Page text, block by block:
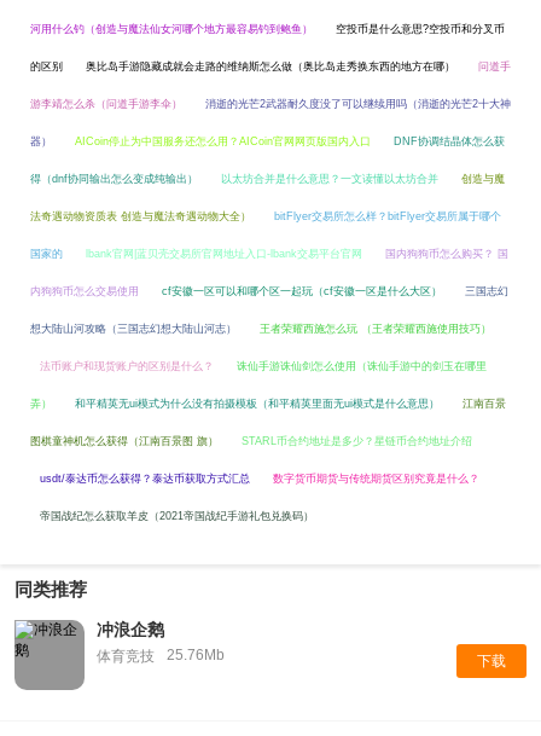
河用什么钓（创造与魔法仙女河哪个地方最容易钓到鲍鱼） 空投币是什么意思?空投币和分叉币
的区别 奥比岛手游隐藏成就会走路的维纳斯怎么做（奥比岛走秀换东西的地方在哪） 问道手
游李靖怎么杀（问道手游李伞） 消逝的光芒2武器耐久度没了可以继续用吗（消逝的光芒2十大神
器） AICoin停止为中国服务还怎么用？AICoin官网网页版国内入口 DNF协调结晶体怎么获
得（dnf协同输出怎么变成纯输出） 以太坊合并是什么意思？一文读懂以太坊合并 创造与魔
法奇遇动物资质表 创造与魔法奇遇动物大全） bitFlyer交易所怎么样？bitFlyer交易所属于哪个
国家的 lbank官网|蓝贝壳交易所官网地址入口-lbank交易平台官网 国内狗狗币怎么购买？ 国
内狗狗币怎么交易使用 cf安徽一区可以和哪个区一起玩（cf安徽一区是什么大区） 三国志幻
想大陆山河攻略（三国志幻想大陆山河志） 王者荣耀西施怎么玩 （王者荣耀西施使用技巧）
法币账户和现货账户的区别是什么？ 诛仙手游诛仙剑怎么使用（诛仙手游中的剑玉在哪里
弄） 和平精英无ui模式为什么没有拍摄模板（和平精英里面无ui模式是什么意思） 江南百景
图棋童神机怎么获得（江南百景图 旗） STARL币合约地址是多少？星链币合约地址介绍
usdt/泰达币怎么获得？泰达币获取方式汇总 数字货币期货与传统期货区别究竟是什么？
帝国战纪怎么获取羊皮（2021帝国战纪手游礼包兑换码）
同类推荐
冲浪企鹅
体育竞技 25.76Mb 下载